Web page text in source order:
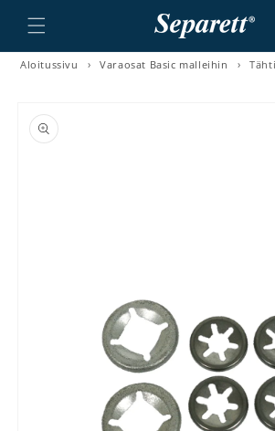
ja siirry sisältöön
Aloitussivu › Varaosat Basic malleihin ›
tuotetietoihin